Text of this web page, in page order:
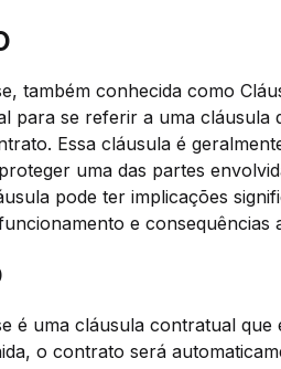
também conhecida como
para se referir a uma cláusula
Essa cláusula é
uma das partes
pode ter implicações
e
é uma cláusula contratual
o contrato será